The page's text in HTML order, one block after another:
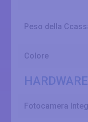
Peso della
Colore
HARDWARE
Fotocamera